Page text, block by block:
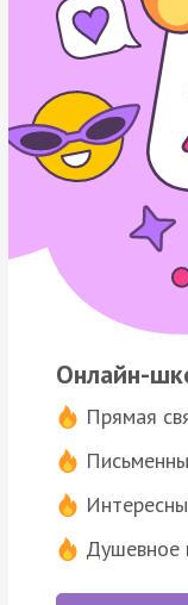
Онлайн-
Прямая
Душевное